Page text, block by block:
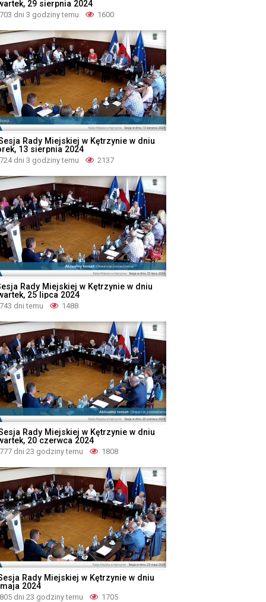
29 sierpnia 2024
703 dni 3 godziny temu 1600
Rady Miejskiej w Kętrzynie w dniu
13 sierpnia 2024
724 dni 3 godziny temu 2137
Rady Miejskiej w Kętrzynie w dniu
25 lipca 2024
743 dni temu 1488
Rady Miejskiej w Kętrzynie w dniu
20 czerwca 2024
777 dni 23 godziny temu 1808
Rady Miejskiej w Kętrzynie w dniu
2024
805 dni 23 godziny temu 1705